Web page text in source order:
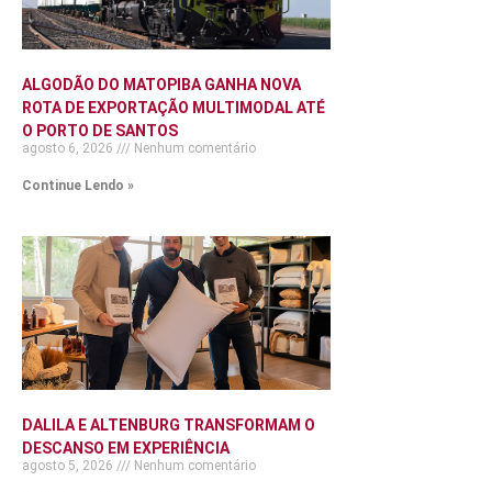
ALGODÃO DO MATOPIBA GANHA NOVA
ROTA DE EXPORTAÇÃO MULTIMODAL ATÉ
O PORTO DE SANTOS
agosto 6, 2026 Nenhum comentário
Continue Lendo »
DALILA E ALTENBURG TRANSFORMAM O
DESCANSO EM EXPERIÊNCIA
agosto 5, 2026 Nenhum comentário